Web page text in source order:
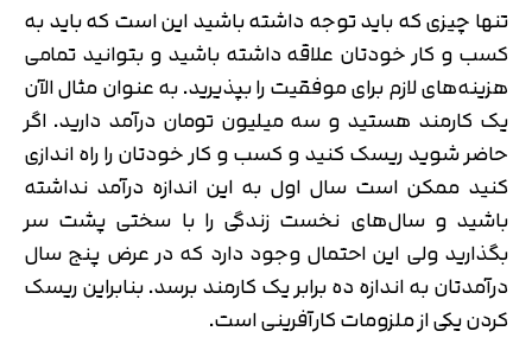
تنها چیزی که باید توجه داشته باشید این است که باید به
کسب و کار خودتان علاقه داشته باشید و بتوانید تمامی
هزینه‌های لازم برای موفقیت را بپذیرید. به عنوان مثال الآن
یک کارمند هستید و سه میلیون تومان درآمد دارید. اگر
حاضر شوید ریسک کنید و کسب و کار خودتان را راه اندازی
کنید ممکن است سال اول به این اندازه درآمد نداشته
باشید و سال‌های نخست زندگی را با سختی پشت سر
بگذارید ولی این احتمال وجود دارد که در عرض پنج سال
درآمدتان به اندازه ده برابر یک کارمند برسد. بنابراین ریسک
کردن یکی از ملزومات کارآفرینی است.